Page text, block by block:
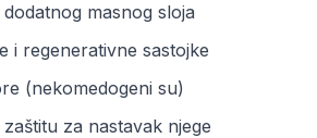
masnog sloja
i regenerativne sastojke
(nekomedogeni su)
za nastavak njege